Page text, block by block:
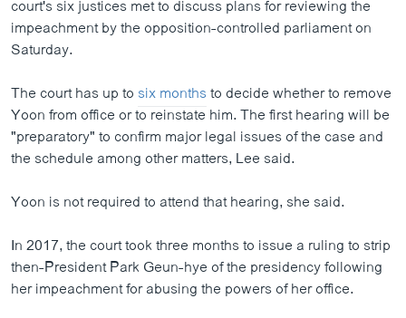
court's six justices met to discuss plans for reviewing the
impeachment by the opposition-controlled parliament on
Saturday.
The court has up to six monthsto decide whether to remove
Yoon from office or to reinstate him. The first hearing will be
"preparatory" to confirm major legal issues of the case and
the schedule among other matters, Lee said.
Yoon is not required to attend that hearing, she said.
In 2017, the court took three months to issue a ruling to strip
then-President Park Geun-hye of the presidency following
her impeachment for abusing the powers of her office.